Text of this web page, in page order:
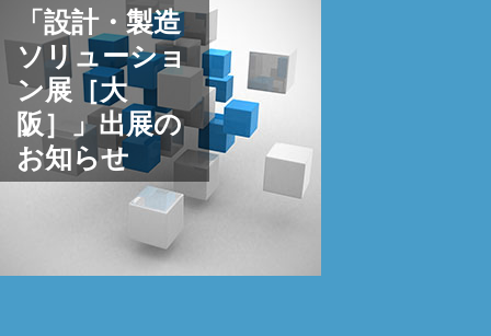
「設計・製造
ソリューショ
ン展［大
阪］」出展の
お知らせ